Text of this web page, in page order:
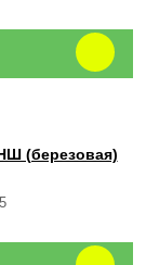
(березовая)